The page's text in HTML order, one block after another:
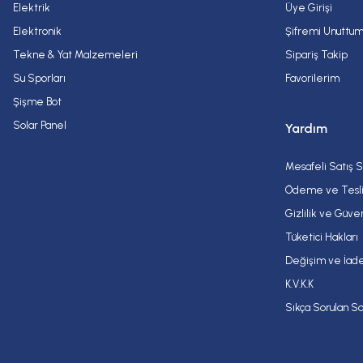
Elektrik
Elektronik
Tekne & Yat Malzemeleri
Su Sporları
Şişme Bot
Solar Panel
Üye Girişi
Şifremi Unuttum
Sipariş Takip
Favorilerim
Yardım
Mesafeli Satış
Ödeme ve
Gizlilik ve
Tüketici Hakları
Değişim ve
K.V.K.K
Sıkça Sorulan